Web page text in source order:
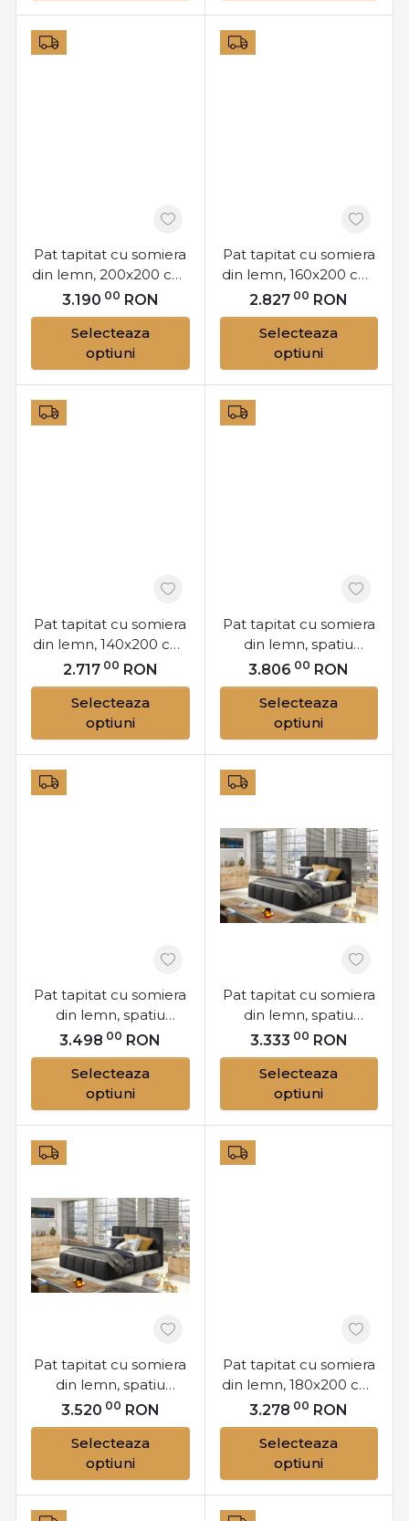
Pat tapitat cu somiera
din lemn, 200x200 cm,
Belluno, Eltap
3.190 00 RON
Selecteaza
optiuni
Pat tapitat cu somiera
din lemn, 160x200 cm,
Belluno, Eltap
2.827 00 RON
Selecteaza
optiuni
Pat tapitat cu somiera
din lemn, 140x200 cm,
Belluno, Eltap
2.71700 RON
Selecteaza
optiuni
Pat tapitat cu somiera
din lemn, spatiu
pentru depozitare si
mecanism de ridicare
cu gaz, 180x200 cm,
Edvige SET22, Eltap
3.806 00 RON
Selecteaza
optiuni
Pat tapitat cu somiera
din lemn, spatiu
pentru depozitare si
mecanism de ridicare
cu gaz, 160x200 cm,
Edvige SET22, Eltap
3.498 00 RON
Selecteaza
optiuni
Pat tapitat cu somiera
din lemn, spatiu
pentru depozitare si
mecanism de ridicare
cu gaz, 140x200 cm,
Edvige SET22, Eltap
3.333 00 RON
Selecteaza
optiuni
Pat tapitat cu somiera
din lemn, spatiu
pentru depozitare si
mecanism de ridicare
cu arc, 180x200 cm,
Edvige SET12, Eltap
3.520 00 RON
Selecteaza
optiuni
Pat tapitat cu somiera
din lemn, 180x200 cm,
Edvige WF2, Eltap
3.278 00 RON
Selecteaza
optiuni